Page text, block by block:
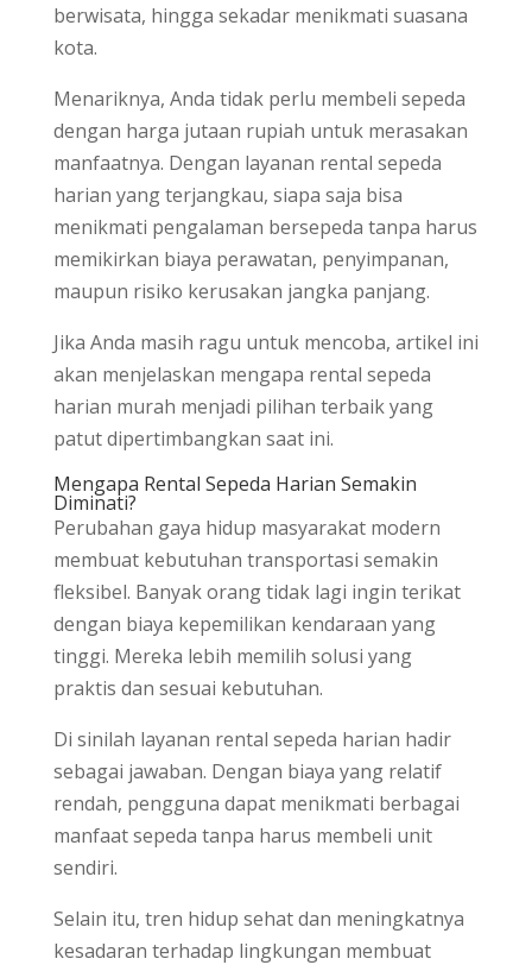
berwisata, hingga sekadar menikmati suasana
kota.
Menariknya, Anda tidak perlu membeli sepeda
dengan harga jutaan rupiah untuk merasakan
manfaatnya. Dengan layanan rental sepeda
harian yang terjangkau, siapa saja bisa
menikmati pengalaman bersepeda tanpa harus
memikirkan biaya perawatan, penyimpanan,
maupun risiko kerusakan jangka panjang.
Jika Anda masih ragu untuk mencoba, artikel ini
akan menjelaskan mengapa rental sepeda
harian murah menjadi pilihan terbaik yang
patut dipertimbangkan saat ini.
Mengapa Rental Sepeda Harian Semakin
Diminati?
Perubahan gaya hidup masyarakat modern
membuat kebutuhan transportasi semakin
fleksibel. Banyak orang tidak lagi ingin terikat
dengan biaya kepemilikan kendaraan yang
tinggi. Mereka lebih memilih solusi yang
praktis dan sesuai kebutuhan.
Di sinilah layanan rental sepeda harian hadir
sebagai jawaban. Dengan biaya yang relatif
rendah, pengguna dapat menikmati berbagai
manfaat sepeda tanpa harus membeli unit
sendiri.
Selain itu, tren hidup sehat dan meningkatnya
kesadaran terhadap lingkungan membuat